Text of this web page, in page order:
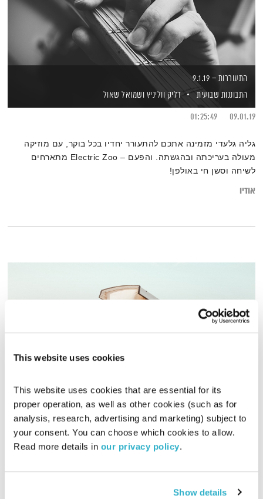
This website uses cookies
This website uses cookies that are essential for its
proper operation, as well as other cookies (such as for
analysis, research, advertising and marketing) subject to
your consent. You can choose which cookies to allow.
Read more details in our privacy policy.
Show details
התעוררות – 9.1.19
התבוננות שבועית
דליק ווליניץ ושמואל שאול
09.01.19
01:25:49
גליה גלעדי מזמינה אתכם להתעורר יחדיו בכל בוקר, עם מוזיקה
מעולה בעריכתה ובהגשתה. והפעם – Electric Zoo מתארחים
לשיחה וסשן חי באולפן!
אודיו
לצלול לתוך פסקול
דידי ארז
02.05.16
00:57:47
אודיו